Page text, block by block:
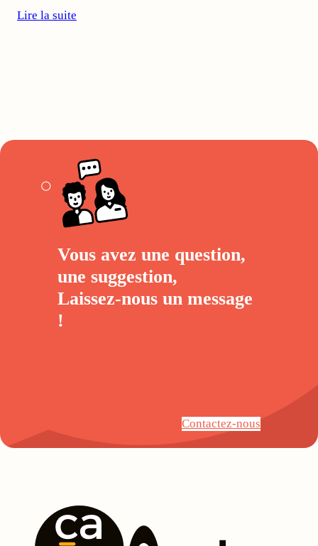
Lire la suite
Vous avez une question,
une suggestion,
Laissez-nous un message
!
Contactez-nous